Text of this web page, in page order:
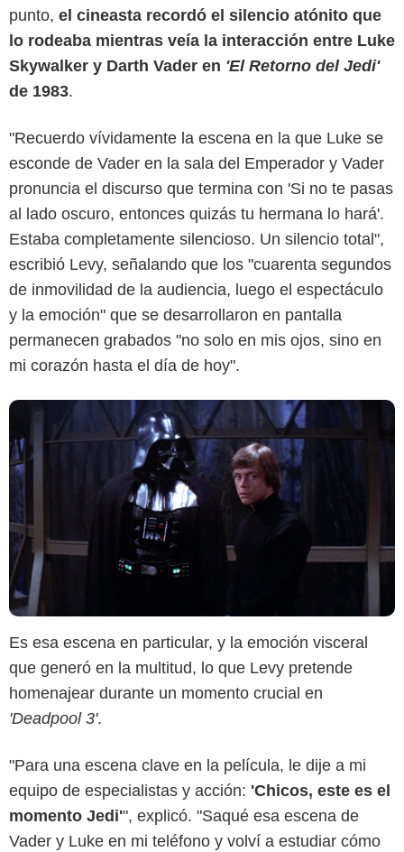
punto, el cineasta recordó el silencio atónito que
lo rodeaba mientras veía la interacción entre Luke
Skywalker y Darth Vader en 'El Retorno del Jedi'
de 1983.
"Recuerdo vívidamente la escena en la que Luke se
esconde de Vader en la sala del Emperador y Vader
pronuncia el discurso que termina con 'Si no te pasas
al lado oscuro, entonces quizás tu hermana lo hará'.
Estaba completamente silencioso. Un silencio total",
escribió Levy, señalando que los "cuarenta segundos
de inmovilidad de la audiencia, luego el espectáculo
y la emoción" que se desarrollaron en pantalla
permanecen grabados "no solo en mis ojos, sino en
mi corazón hasta el día de hoy".
Disney+
Es esa escena en particular, y la emoción visceral
que generó en la multitud, lo que Levy pretende
homenajear durante un momento crucial en
'Deadpool 3'.
"Para una escena clave en la película, le dije a mi
equipo de especialistas y acción: 'Chicos, este es el
momento Jedi'", explicó. "Saqué esa escena de
Vader y Luke en mi teléfono y volví a estudiar cómo
Marvel Studios